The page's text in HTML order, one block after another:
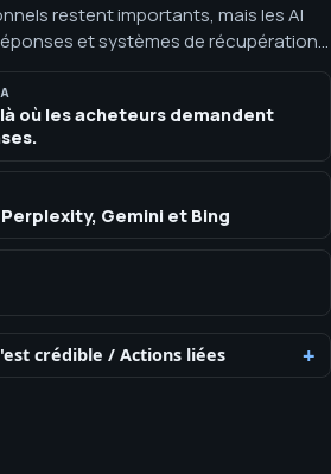
restent importants, mais les AI
et systèmes de récupération
la comparaison et la
La recherche n’est plus qu’une
de réponses IA résument les
et compressent les parcours de
n’atteigne un site.
où les acheteurs demandent
Gemini et Bing
crédible /Actions liées